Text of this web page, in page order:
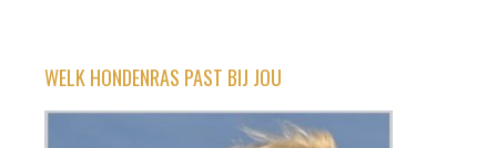
WELK HONDENRAS PAST BIJ JOU